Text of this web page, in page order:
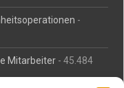
-
Mitarbeiter - 45.484